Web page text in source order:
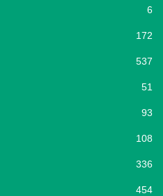
6
172
537
51
93
108
336
454